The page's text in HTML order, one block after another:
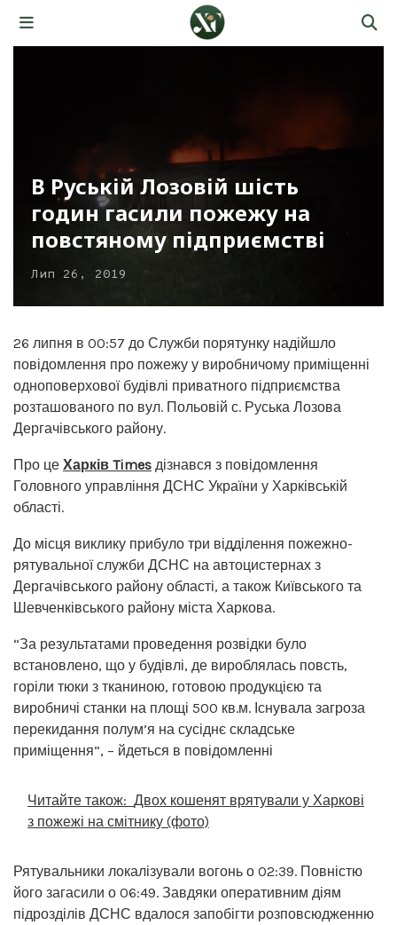
В Руській Лозовій шість
годин гасили пожежу на
повстяному підприємстві
Лип 26, 2019
26 липня в 00:57 до Служби порятунку надійшло
повідомлення про пожежу у виробничому приміщенні
одноповерхової будівлі приватного підприємства
розташованого по вул. Польовій с. Руська Лозова
Дергачівського району.
Про це Харків Times дізнався з повідомлення
Головного управління ДСНС України у Харківській
області.
До місця виклику прибуло три відділення пожежно-
рятувальної служби ДСНС на автоцистернах з
Дергачівського району області, а також Київського та
Шевченківського району міста Харкова.
“За результатами проведення розвідки було
встановлено, що у будівлі, де вироблялась повсть,
горіли тюки з тканиною, готовою продукцією та
виробничі станки на площі 500 кв.м. Існувала загроза
перекидання полум’я на сусіднє складське
приміщення”, – йдеться в повідомленні
Читайте також: Двох кошенят врятували у Харкові
з пожежі на смітнику (фото)
Рятувальники локалізували вогонь о 02:39. Повністю
його загасили о 06:49. Завдяки оперативним діям
підрозділів ДСНС вдалося запобігти розповсюдженню